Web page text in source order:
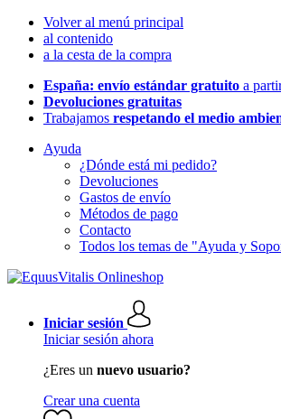
Volver al menú principal
al contenido
a la cesta de la compra
España: envío estándar gratuito a
Devoluciones gratuitas
Trabajamos respetando el medio
Ayuda
¿Dónde está mi pedido?
Devoluciones
Gastos de envío
Métodos de pago
Contacto
Todos los temas de "Ayuda y
Iniciar sesión
Iniciar sesión ahora
¿Eres un nuevo usuario?
Crear una cuenta